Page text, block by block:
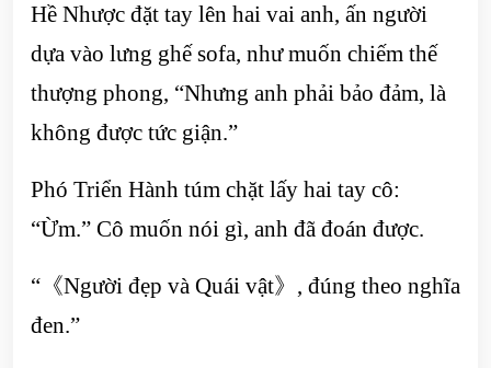
Hề Nhược đặt tay lên hai vai anh, ấn người
dựa vào lưng ghế sofa, như muốn chiếm thế
thượng phong, “Nhưng anh phải bảo đảm, là
không được tức giận.”
Phó Triển Hành túm chặt lấy hai tay cô:
“Ừm.” Cô muốn nói gì, anh đã đoán được.
“《Người đẹp và Quái vật》, đúng theo nghĩa
đen.”